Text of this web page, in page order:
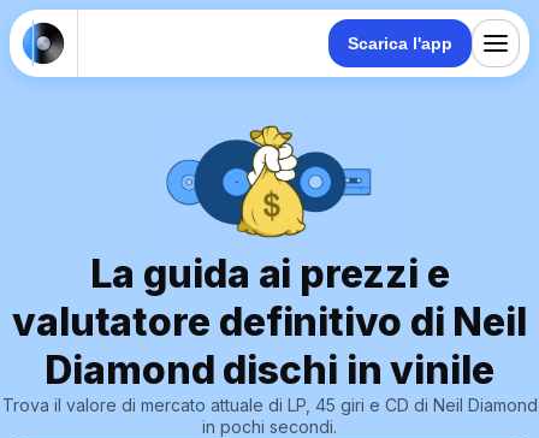
Scarica l'app
La guida ai prezzi e
valutatore definitivo di Neil
Diamond dischi in vinile
Trova il valore di mercato attuale di LP, 45 giri e CD di Neil Diamond
in pochi secondi.